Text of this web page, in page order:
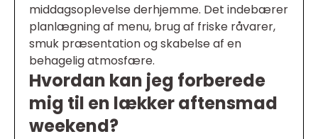
middagsoplevelse derhjemme. Det indebærer
planlægning af menu, brug af friske råvarer,
smuk præsentation og skabelse af en
behagelig atmosfære.
Hvordan kan jeg forberede
mig til en lækker aftensmad
weekend?